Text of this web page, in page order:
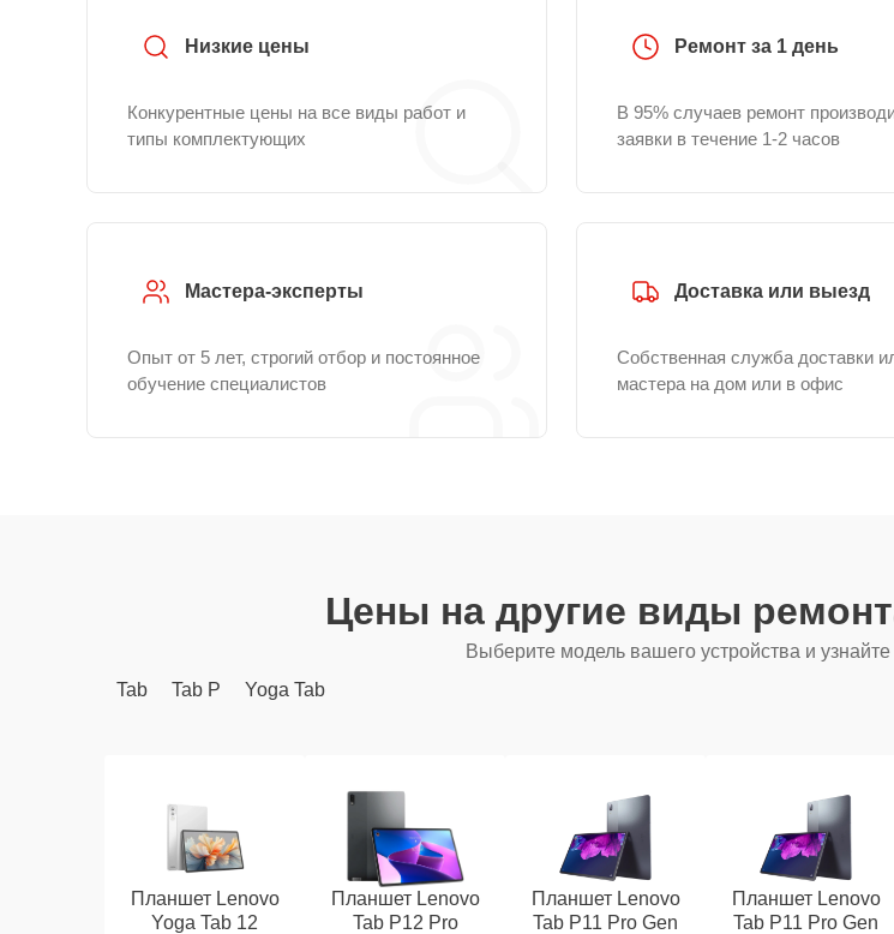
Низкие цены
Конкурентные цены на все виды работ и
типы комплектующих
Ремонт за 1 день
В 95% случаев ремонт
заявки в течение 1-2 часов
Мастера-эксперты
Опыт от 5 лет, строгий отбор и постоянное
обучение специалистов
Доставка или выезд
Собственная служба доставки
мастера на дом или в офис
Цены на другие виды
Выберите модель вашего устройства и
Tab
Tab P Yoga Tab
Планшет Lenovo
Yoga Tab 12
Планшет Lenovo
Tab P12 Pro
Планшет Lenovo
Tab P11 Pro Gen
Планшет Lenovo
Tab P11 Pro Gen